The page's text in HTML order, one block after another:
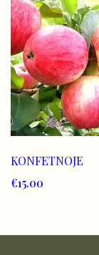
KONFETNOJE
€15.00